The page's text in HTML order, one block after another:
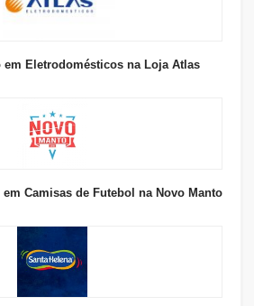
em Eletrodomésticos na Loja Atlas
em Camisas de Futebol na Novo Manto